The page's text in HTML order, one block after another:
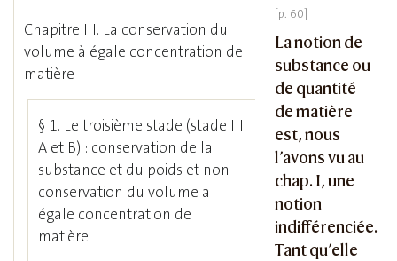
La notion de
substance ou
de quantité
de matière
est, nous
l’avons vu au
chap. I, une
notion
indifférenciée.
Tant qu’elle
Chapitre III. La conservation du
volume à égale concentration de
matière
§ 1. Le troisième stade (stade III
A et B) : conservation de la
substance et du poids et non-
conservation du volume a
égale concentration de
matière.